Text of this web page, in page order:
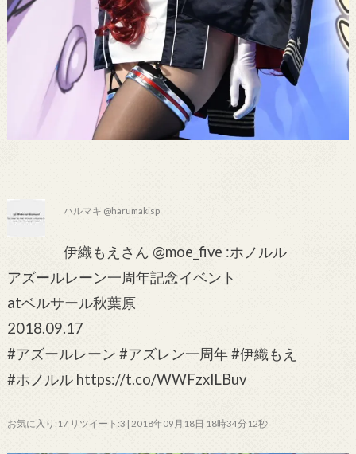
ハルマキ @harumakisp
伊織もえさん @moe_five :ホノルル
アズールレーン一周年記念イベント
atベルサール秋葉原
2018.09.17
#アズールレーン #アズレン一周年 #伊織もえ
#ホノルル https://t.co/WWFzxlLBuv
お気に入り:17 リツイート:3 | 2018年09月18日 18時34分12秒